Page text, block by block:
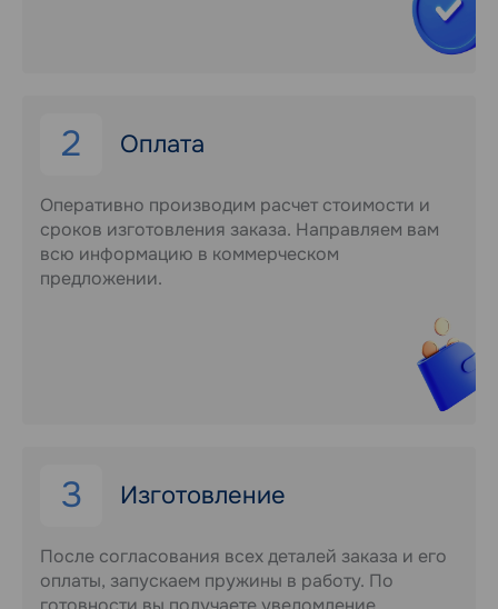
2 Оплата
Оперативно производим расчет стоимости и
сроков изготовления заказа. Направляем вам
всю информацию в коммерческом
предложении.
3 Изготовление
После согласования всех деталей заказа и его
оплаты, запускаем пружины в работу. По